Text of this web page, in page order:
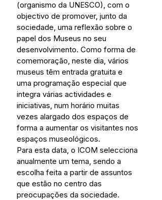
(organismo da UNESCO), com o
objectivo de promover, junto da
sociedade, uma reflexão sobre o
papel dos Museus no seu
desenvolvimento. Como forma de
comemoração, neste dia, vários
museus têm entrada gratuita e
uma programação especial que
integra várias actividades e
iniciativas, num horário muitas
vezes alargado dos espaços de
forma a aumentar os visitantes nos
espaços museológicos.
Para esta data, o ICOM selecciona
anualmente um tema, sendo a
escolha feita a partir de assuntos
que estão no centro das
preocupações da sociedade.